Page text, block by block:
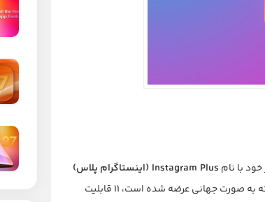
با نام Instagram Plus (اینستاگرام پلاس)
، این به‌روزرسانی جذاب که به صورت جهانی عرضه شده است، ۱۱ قابلیت